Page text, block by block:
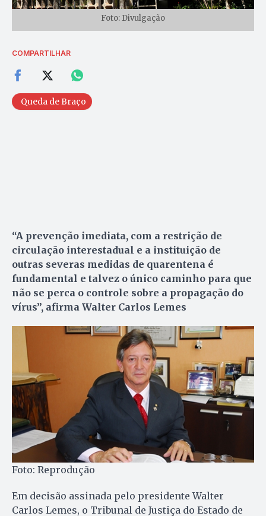
Foto: Divulgação
COMPARTILHAR
Queda de Braço
“A prevenção imediata, com a restrição de
circulação interestadual e a instituição de
outras severas medidas de quarentena é
fundamental e talvez o único caminho para que
não se perca o controle sobre a propagação do
vírus”, afirma Walter Carlos Lemes
Foto: Reprodução
Em decisão assinada pelo presidente Walter
Carlos Lemes, o Tribunal de Justiça do Estado de